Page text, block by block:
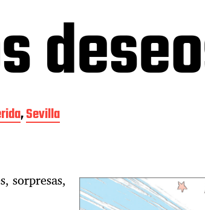
,Sevilla
sorpresas,